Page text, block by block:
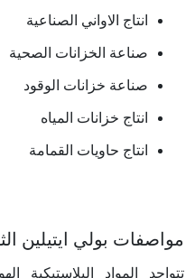
انتاج الاواني الصناعية
صناعة الخزانات الصحية
صناعة خزانات الوقود
انتاج خزانات المياه
انتاج حاويات القمامة
مواصفات بولي ايتيلين
تتواجد المواد البلاستيكية